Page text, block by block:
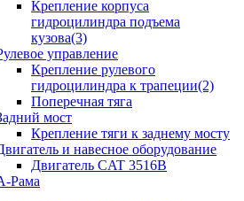
Крепление корпуса
гидроцилиндра подъема
кузова(3)
управление
Крепление рулевого
гидроцилиндра к трапеции(2)
Поперечная тяга
мост
Крепление тяги к заднему мосту
и навесное оборудование
Двигатель CAT 3516B
Рама